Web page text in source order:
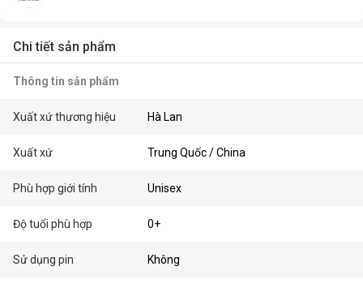
Chi tiết sản phẩm
Thông tin sản phẩm
Xuất xứ thương hiệu Hà Lan
Xuất xứ Trung Quốc / China
Phù hợp giới tính Unisex
Độ tuổi phù hợp 0+
Sử dụng pin Không